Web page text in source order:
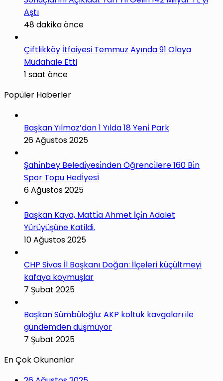
Aştı
48 dakika önce
Çiftlikköy İtfaiyesi Temmuz Ayında 91 Olaya
Müdahale Etti
1 saat önce
Popüler Haberler
Başkan Yılmaz’dan 1 Yılda 18 Yeni̇ Park
26 Ağustos 2025
Şahi̇nbey Beledi̇yesi̇nden Öğrenci̇lere 160 Bi̇n
Spor Topu Hedi̇yesi̇
6 Ağustos 2025
Başkan Kaya, Matti̇a Ahmet İçi̇n Adalet
Yürüyüşüne Katildi.
10 Ağustos 2025
CHP Sivas İl Başkanı Doğan: İlçeleri küçültmeyi
kafaya koymuşlar
7 Şubat 2025
Başkan Sümbüloğlu: AKP koltuk kavgaları ile
gündemden düşmüyor
7 Şubat 2025
En Çok Okunanlar